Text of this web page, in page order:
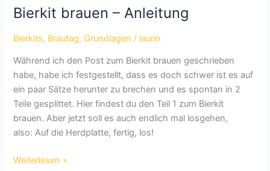
Bierkit brauen – Anleitung
Bierkits, Brautag, Grundlagen / laurin
Während ich den Post zum Bierkit brauen geschrieben
habe, habe ich festgestellt, dass es doch schwer ist es auf
ein paar Sätze herunter zu brechen und es spontan in 2
Teile gesplittet. Hier findest du den Teil 1 zum Bierkit
brauen. Aber jetzt soll es auch endlich mal losgehen,
also: Auf die Herdplatte, fertig, los!
Bierkit
Weiterlesen »